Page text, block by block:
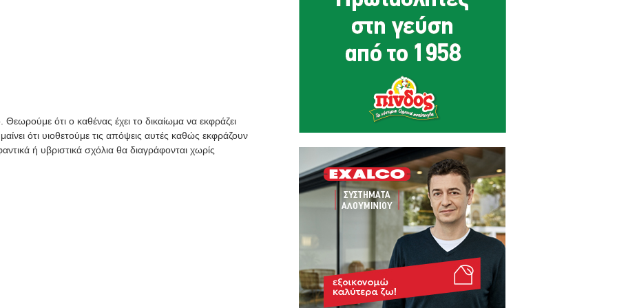
ότι ο καθένας έχει το δικαίωμα να εκφράζει
ότι υιοθετούμε τις απόψεις αυτές καθώς εκφράζουν
ή υβριστικά σχόλια θα διαγράφονται χωρίς